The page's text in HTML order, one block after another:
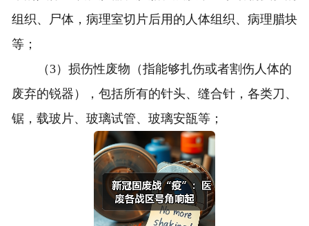
组织、尸体，病理室切片后用的人体组织、病理腊块
等；
（3）损伤性废物（指能够扎伤或者割伤人体的
废弃的锐器），包括所有的针头、缝合针，各类刀、
锯，载玻片、玻璃试管、玻璃安瓿等；